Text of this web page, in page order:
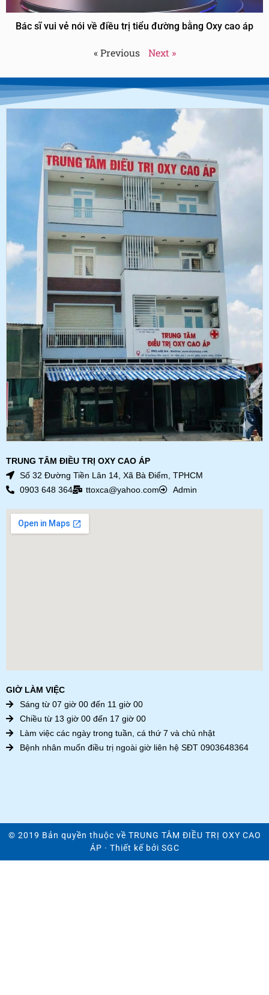
Bác sĩ vui vẻ nói về điều trị tiểu đường bằng Oxy cao áp
« Previous Next »
TRUNG TÂM ĐIỀU TRỊ OXY CAO ÁP
Số 32 Đường Tiền Lân 14, Xã Bà Điểm, TPHCM
0903 648 364
ttoxca@yahoo.com Admin
GIỜ LÀM VIỆC
Sáng từ 07 giờ 00 đến 11 giờ 00
Chiều từ 13 giờ 00 đến 17 giờ 00
Làm việc các ngày trong tuần, cá thứ 7 và chủ nhật
Bệnh nhân muốn điều trị ngoài giờ liên hệ SĐT 0903648364
© 2019 Bản quyền thuộc về TRUNG TÂM ĐIỀU TRỊ OXY CAO
ÁP · Thiết kế bởi SGC